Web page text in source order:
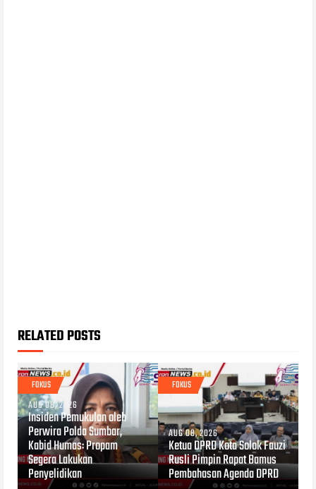
RELATED POSTS
FOKUS
AUG 08, 2026
Insiden Pemukulan oleh
Perwira Polda Sumbar,
Kabid Humas: Propam
Segera Lakukan
Penyelidikan
FOKUS
AUG 08, 2026
Ketua DPRD Kota Solok Fauzi
Rusli Pimpin Rapat Bamus
Pembahasan Agenda DPRD